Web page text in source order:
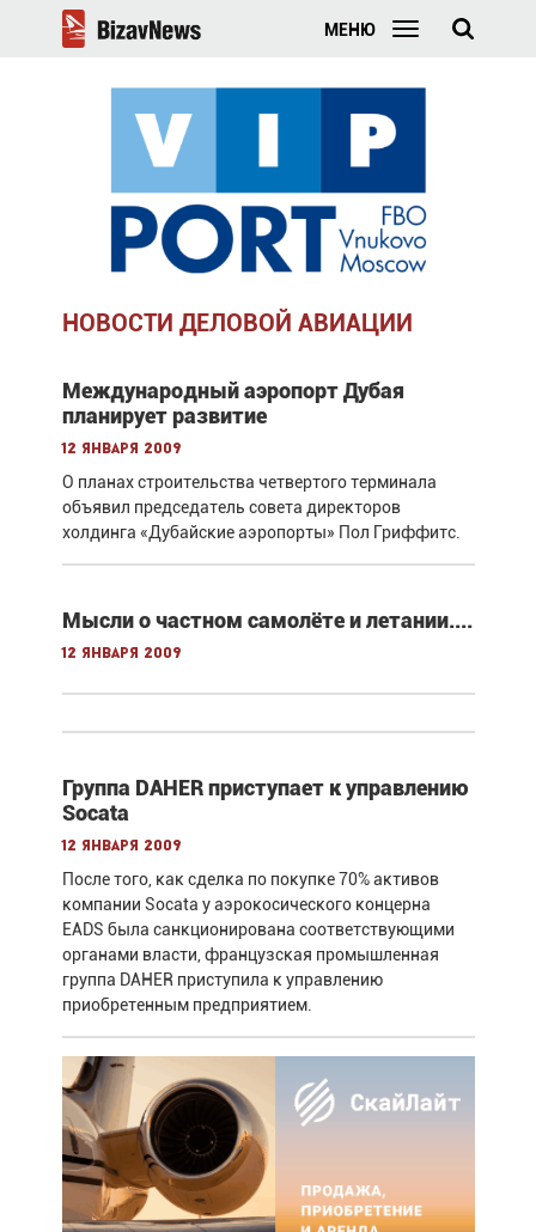
МЕНЮ
НОВОСТИ ДЕЛОВОЙ АВИАЦИИ
Международный аэропорт Дубая
планирует развитие
12 января 2009
О планах строительства четвертого терминала
объявил председатель совета директоров
холдинга «Дубайские аэропорты» Пол Гриффитс.
Мысли о частном самолёте и летании....
12 января 2009
Группа DAHER приступает к управлению
Socata
12 января 2009
После того, как сделка по покупке 70% активов
компании Socata у аэрокосического концерна
EADS была санкционирована соответствующими
органами власти, французская промышленная
группа DAHER приступила к управлению
приобретенным предприятием.